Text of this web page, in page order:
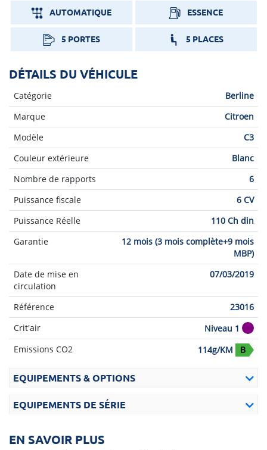
AUTOMATIQUE ESSENCE
5 PORTES 5 PLACES
DÉTAILS DU VÉHICULE
Catégorie
Berline
Marque
Citroen
Modèle
C3
Couleur extérieure
Blanc
Nombre de rapports
6
Puissance fiscale
6 CV
Puissance Réelle
110 Ch din
Garantie
12 mois (3 mois complète+9 mois
MBP)
Date de mise en
circulation
07/03/2019
Référence
23016
Crit'air
Niveau 1
Emissions CO2
114g/KM B
EQUIPEMENTS & OPTIONS
EQUIPEMENTS DE SÉRIE
EN SAVOIR PLUS